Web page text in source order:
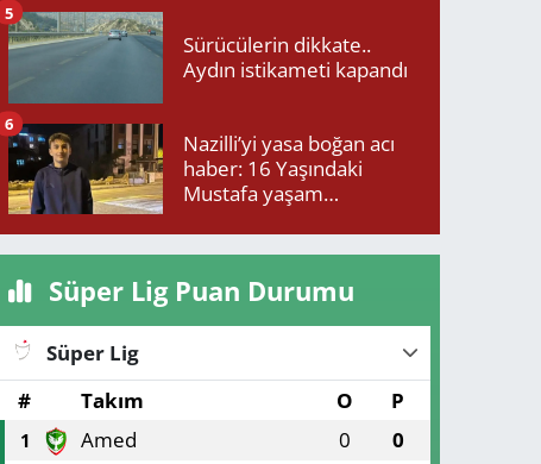
Sürücülerin dikkate..
Aydın istikameti kapandı
5
Nazilli’yi yasa boğan acı
haber: 16 Yaşındaki
Mustafa yaşam
6
Süper Lig Puan Durumu
Süper Lig
#
Takım O P
1 Amed 0 0